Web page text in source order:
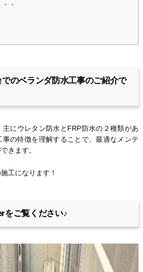
・
のベランダ防水工事のご紹介で
にウレタン防水とFRP防水の２種類があ
事の特徴を理解することで、最適なメンテ
きます。
工になります！
をご覧ください♪